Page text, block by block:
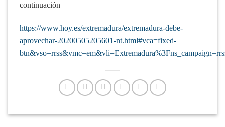
continuación
https://www.hoy.es/extremadura/extremadura-debe-
aprovechar-20200505205601-nt.html#vca=fixed-